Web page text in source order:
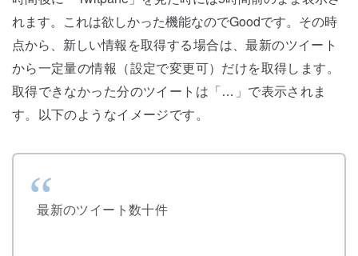
れます。これは欲しかった機能なのでGoodです。その時
点から、新しい情報を取得する場合は、最新のツイート
から一定量の情報（設定で変更可）だけを取得します。
取得できなかった分のツイートは「…」で表示されま
す。以下のようなイメージです。
最新のツイート数十件